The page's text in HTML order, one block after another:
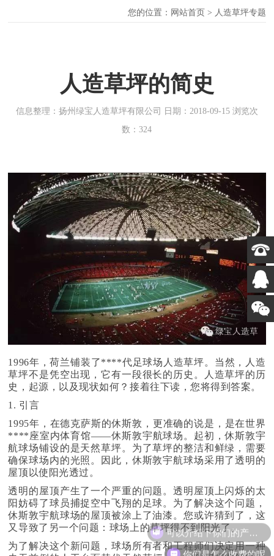
您的位置： 网站首页> 人造草坪专题
人造草坪的简史
信息整理：扬州绿宝人造草坪有限公司 日期：2018-09-15 浏览次
数：324
1996年，荷兰铺装了****代足球场人造草坪。当然，人造
草坪不是凭空出现，它有一段很长的历史。人造草坪的历
史，起源，以及现状如何？接着往下读，您将得到答案。
1. 引言
1995年，在德克萨斯的休斯敦，更准确的说是，是在世界
****座室内体育馆——休斯敦宇航球场。起初，休斯敦宇
航球场铺设的是天然草坪。为了草坪的整洁和鲜绿，需要
确保球场内的光照。因此，休斯敦宇航球场采用了透明的
屋顶以使阳光透过。
透明的屋顶产生了一个严重的问题。透明屋顶上闪烁的太
阳妨碍了球员捕捉空中飞翔的足球。为了解决这个问题，
休斯敦宇航球场的屋顶被涂上了油漆。您或许猜到了，这
又导致了另一个问题：球场上的草坪得不到阳光了。
为了解决这个新问题，球场所有者和工程师们决定用一种
可以介绍下你们的产品么
你们是怎么收费的呢